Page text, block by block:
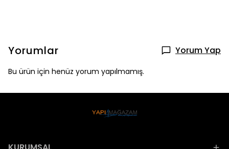
Yorumlar Yorum Yap
Bu ürün için henüz yorum yapılmamış.